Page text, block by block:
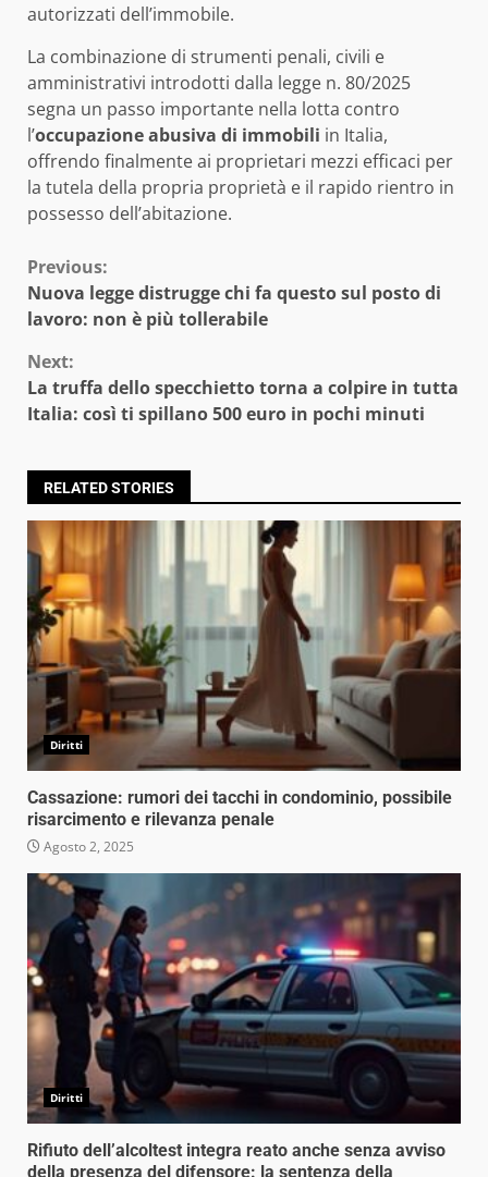
autorizzati dell’immobile.
La combinazione di strumenti penali, civili e
amministrativi introdotti dalla legge n. 80/2025
segna un passo importante nella lotta contro
l’occupazione abusiva di immobili in Italia,
offrendo finalmente ai proprietari mezzi efficaci per
la tutela della propria proprietà e il rapido rientro in
possesso dell’abitazione.
Continue
Reading
Previous:
Nuova legge distrugge chi fa questo sul posto di
lavoro: non è più tollerabile
Next:
La truffa dello specchietto torna a colpire in tutta
Italia: così ti spillano 500 euro in pochi minuti
RELATED STORIES
Diritti
Cassazione: rumori dei tacchi in condominio, possibile
risarcimento e rilevanza penale
Agosto 2, 2025
Diritti
Rifiuto dell’alcoltest integra reato anche senza avviso
della presenza del difensore: la sentenza della